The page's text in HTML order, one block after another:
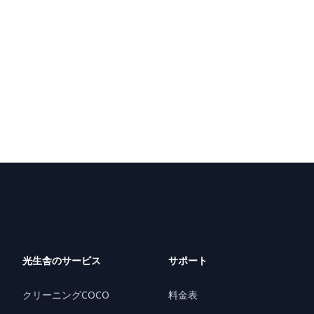
光生舎のサービス
クリーニングCOCO
サポート
料金表